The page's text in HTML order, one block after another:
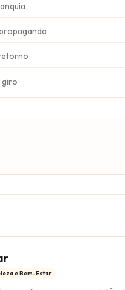
giro
e Bem-Estar